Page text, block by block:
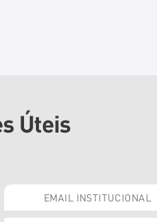
Úteis
EMAIL INSTITUCIONAL